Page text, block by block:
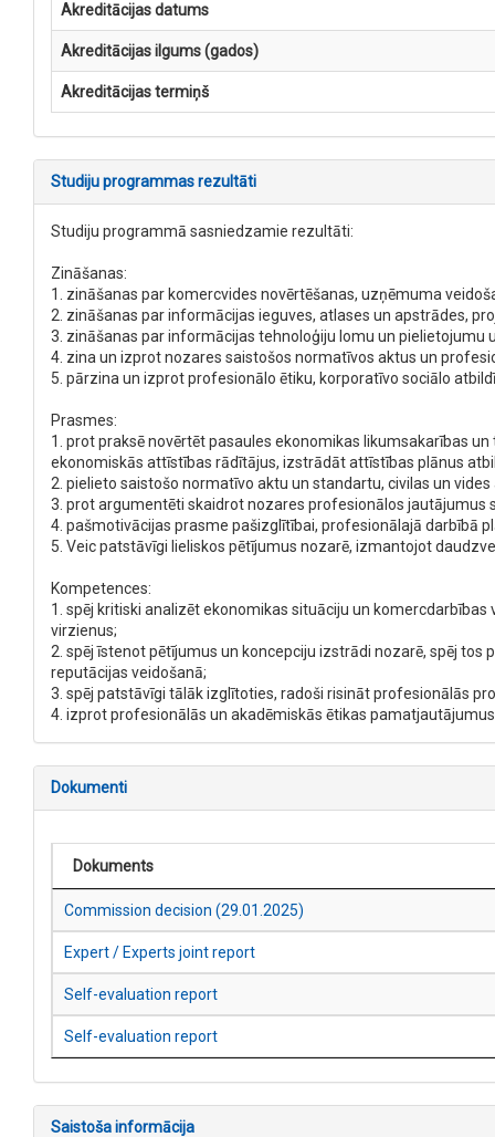
Akreditācijas datums
Akreditācijas ilgums (gados)
Akreditācijas termiņš
Studiju programmas rezultāti
Studiju programmā sasniedzamie rezultāti:
Zināšanas:
1. zināšanas par komercvides novērtēšanas, uzņēmuma
2. zināšanas par informācijas ieguves, atlases un apstrādes,
3. zināšanas par informācijas tehnoloģiju lomu un pielietojumu
4. zina un izprot nozares saistošos normatīvos aktus un
5. pārzina un izprot profesionālo ētiku, korporatīvo sociālo
Prasmes:
1. prot praksē novērtēt pasaules ekonomikas likumsakarības
ekonomiskās attīstības rādītājus, izstrādāt attīstības plānus
2. pielieto saistošo normatīvo aktu un standartu, civilas un
3. prot argumentēti skaidrot nozares profesionālos jautājumus
4. pašmotivācijas prasme pašizglītībai, profesionālajā darbībā
5. Veic patstāvīgi lieliskos pētījumus nozarē, izmantojot
Kompetences:
1. spēj kritiski analizēt ekonomikas situāciju un
virzienus;
2. spēj īstenot pētījumus un koncepciju izstrādi nozarē, spēj
reputācijas veidošanā;
3. spēj patstāvīgi tālāk izglītoties, radoši risināt profesionālās
4. izprot profesionālās un akadēmiskās ētikas
Dokumenti
Dokuments
Commission decision (29.01.2025)
Expert / Experts joint report
Self-evaluation report
Self-evaluation report
Saistoša informācija